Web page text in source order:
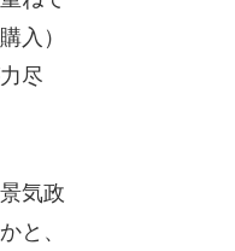
入）
尽
気政
と、